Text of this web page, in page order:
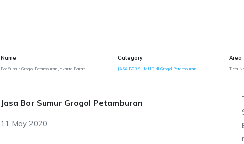
Name
Bor Sumur Grogol Petamburan Jakarta Barat
Category
JASA BOR SUMUR di Grogol Petamburan
Area
Tirta
Jasa Bor Sumur Grogol Petamburan
11 May 2020